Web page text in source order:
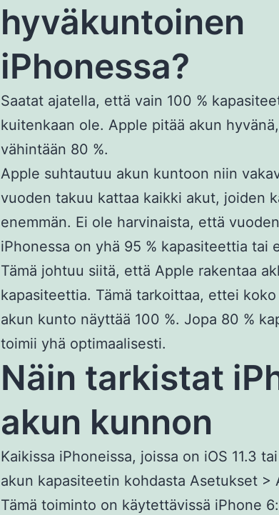
hyväkuntoinen
iPhonessa?
Saatat ajatella, että vain 100 %
kuitenkaan ole. Apple pitää akun
vähintään 80 %.
Apple suhtautuu akun kuntoon niin
vuoden takuu kattaa kaikki akut, joiden
enemmän. Ei ole harvinaista, että
iPhonessa on yhä 95 % kapasiteettia tai
Tämä johtuu siitä, että Apple rakentaa
kapasiteettia. Tämä tarkoittaa, ettei
akun kunto näyttää 100 %. Jopa 80 %
toimii yhä optimaalisesti.
Näin tarkistat
akun kunnon
Kaikissa iPhoneissa, joissa on iOS 11.3
akun kapasiteetin kohdasta Asetukset >
Tämä toiminto on käytettävissä iPhone